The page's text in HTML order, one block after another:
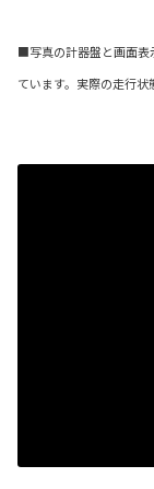
■写真の計器盤と画面表
ています。実際の走行状